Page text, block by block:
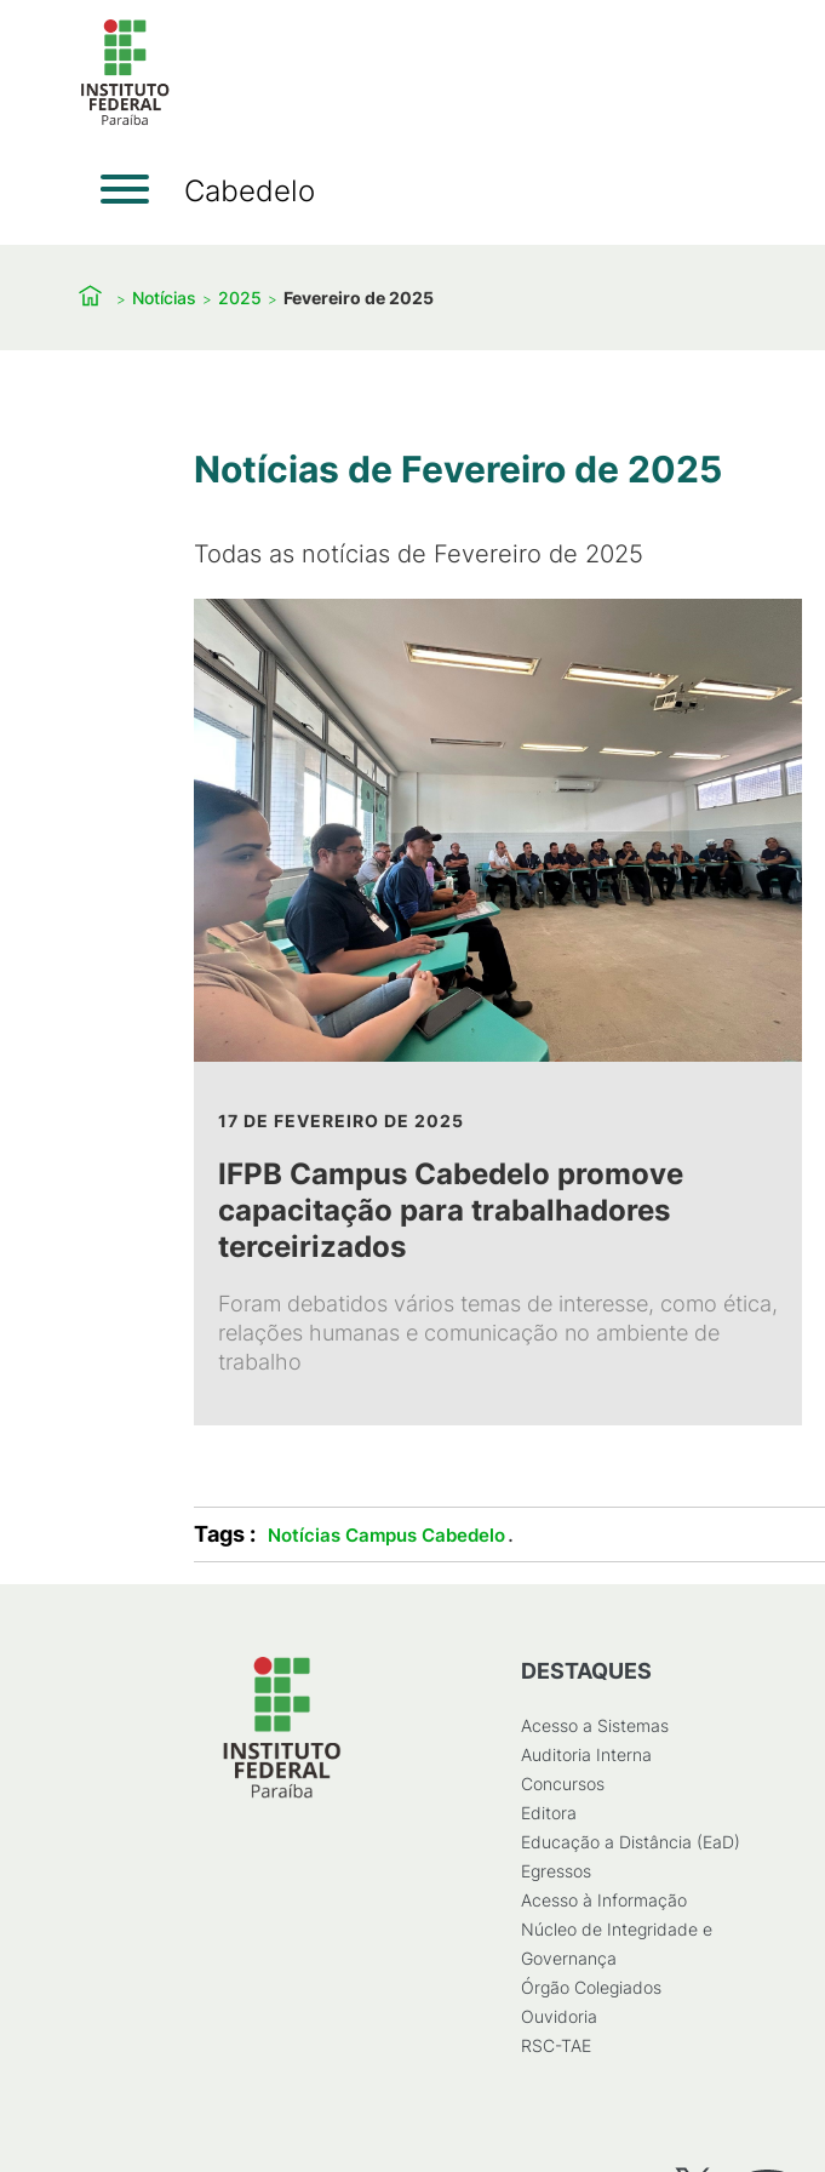
Cabedelo
Notícias 2025 Fevereiro de 2025
Notícias de Fevereiro de 2025
Todas as notícias de Fevereiro de 2025
17 DE FEVEREIRO DE 2025
IFPB Campus Cabedelo promove
capacitação para trabalhadores
terceirizados
Foram debatidos vários temas de interesse, como ética,
relações humanas e comunicação no ambiente de
trabalho
Tags : Notícias Campus Cabedelo.
DESTAQUES
Acesso a Sistemas
Auditoria Interna
Concursos
Editora
Educação a Distância (EaD)
Egressos
Acesso à Informação
Núcleo de Integridade e
Governança
Órgão Colegiados
Ouvidoria
RSC-TAE